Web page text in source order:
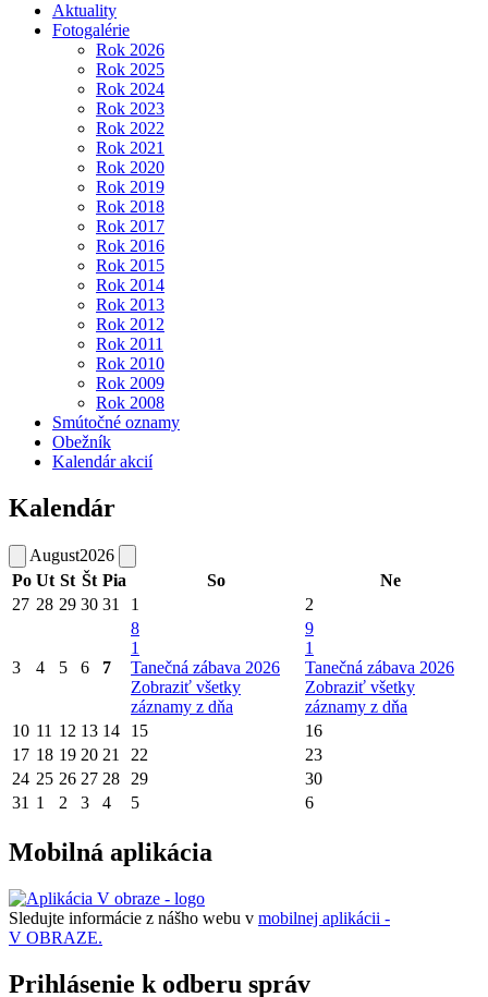
Aktuality
Fotogalérie
Rok 2026
Rok 2025
Rok 2024
Rok 2023
Rok 2022
Rok 2021
Rok 2020
Rok 2019
Rok 2018
Rok 2017
Rok 2016
Rok 2015
Rok 2014
Rok 2013
Rok 2012
Rok 2011
Rok 2010
Rok 2009
Rok 2008
Smútočné oznamy
Obežník
Kalendár akcií
Kalendár
August2026
Po Ut St Št Pia So
Ne
27 28 29 30 31 1 2
3 4 5 6 7
8
1
Tanečná zábava 2026
Zobraziť všetky
záznamy z dňa
9
1
Tanečná zábava 2026
Zobraziť všetky
záznamy z dňa
10 11 12 13 14 15
16
17 18 19 20 21 22
23
24 25 26 27 28 29
30
31 1 2 3 4 5 6
Mobilná aplikácia
Sledujte informácie z nášho webu v mobilnej aplikácii -
V OBRAZE.
Prihlásenie k odberu správ